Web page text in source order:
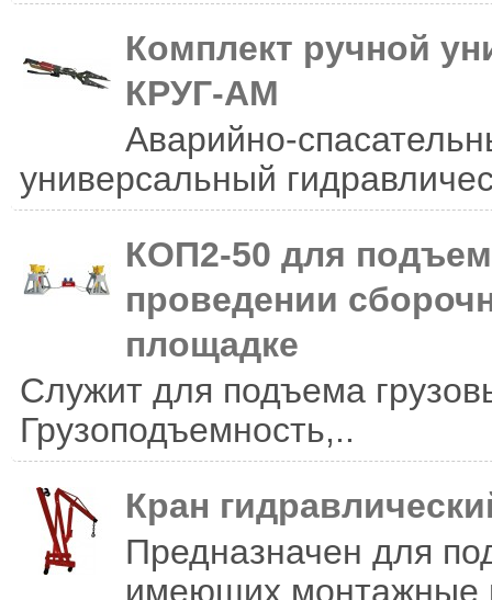
Комплект ручной
КРУГ-АМ
Аварийно-
универсальный
КОП2-50 для
проведении
площадке
Служит для подъема
Грузоподъем­ность,..
Кран
Предназначен для
имеющих монтажные